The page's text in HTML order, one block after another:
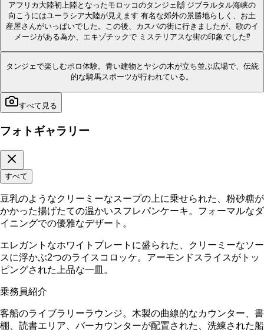
アフリカ大陸初上陸となったモロッコのタンジェ🙌 ジブラルタル海峡の
向こうにはユーラシア大陸が見えます 有名な郊外の景勝地らしく、お土
産屋さんがいっぱいでした。この後、カスバの街に行きましたが、歌のイ
メージがある為か、エキゾチックで ミステリアスな街の印象でした⁉️
タンジェで楽しむポロ体験。青い建物とヤシの木が立ち並ぶ広場で、伝統
的な騎馬スポーツが行われている。
すべて見る
フォトギャラリー
すべて
豆乳のようなクリーミーなスープの上に乗せられた、粉砂糖が
かかった揚げたての温かいスフレパンケーキ。フォーマルなダ
イニングでの優雅なデザート。
エレガントなホワイトプレートに盛られた、クリーミーなソー
スに浮かぶ2つのライスコロッケ。アーモンドスライスがトッ
ピングされた上品な一皿。
乗務員紹介
客船のライブラリーラウンジ。木製の曲線的なカウンター、書
棚、読書エリア、バーカウンターが配置された、洗練された船